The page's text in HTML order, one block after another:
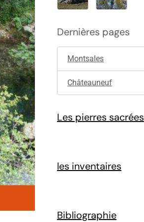
Dernières pages
Montsales
Châteauneuf
Les pierres sacrées
les inventaires
Bibliographie